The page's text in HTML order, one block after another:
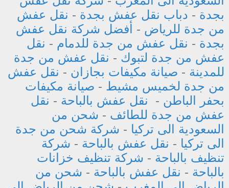
بجدة - دباب نقل عفش بجدة - نقل عفش
من جدة للرياض - أفضل شركة نقل عفش
بجدة - نقل عفش من جدة للدمام - نقل
عفش من جدة لتبوك - نقل عفش من جدة
للمدينة - صيانة مكيفات بجازان - نقل عفش
من جدة لخميس مشيط - صيانة مكيفات
بحفر الباطن - نقل عفش بالباحة - نقل
عفش من جدة للطائف - شحن من
السعودية الى تركيا - شركة شحن من جدة
الى تركيا - نقل عفش بالباحة - شركة
تنظيف بالباحة - شركة تنظيف خزانات
بالباحة - نقل عفش بالباحة - شحن من